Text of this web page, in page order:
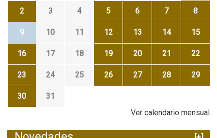
2 3 4 5 6 7 8
9 10 11 12 13 14 15
16 17 18 19 20 21 22
23 24 25 26 27 28 29
30
31
Ver calendario mensual